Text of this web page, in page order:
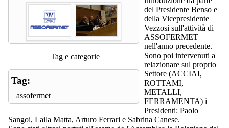
Tag e categorie
Tag:
assofermet
del Presidente Benso e
della Vicepresidente
Vezzosi sull'attività di
ASSOFERMET
nell'anno precedente.
Sono poi intervenuti a
relazionare sul proprio
Settore (ACCIAI,
ROTTAMI,
METALLI,
FERRAMENTA) i
Presidenti: Paolo
Sangoi, Laila Matta, Arturo Ferrari e Sabrina Canese.